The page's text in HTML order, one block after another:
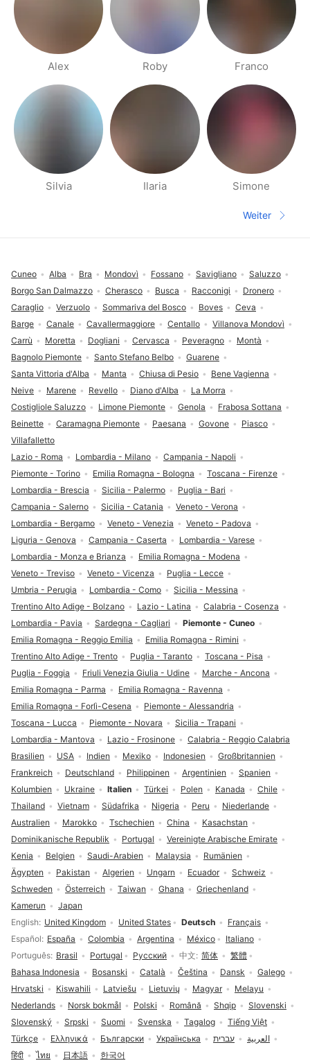
Alex Roby Franco
Silvia Ilaria Simone
Nächste
Weiter
Sprachauswahl
English United Kingdom United States Deutsch
Français
Español
España Colombia Argentina México
Italiano
Português Brasil Portugal Русский 中文 简体
繁體
Bahasa Indonesia
Bosanski Català Čeština Dansk
Galego
Hrvatski
Kiswahili Latviešu Lietuvių Magyar
Melayu
Nederlands
Norsk bokmål Polski Română Shqip
Slovenski
Slovenský
Srpski Suomi Svenska Tagalog
Tiếng Việt
Türkçe
Ελληνικά Български Українська עברית
العربية
हिंदी
ไทย 日本語 한국어
Brasilien USA Indien Mexiko Indonesien
Großbritannien
Frankreich
Deutschland Philippinen Argentinien
Spanien
Kolumbien
Ukraine Italien Türkei Polen Kanada
Chile
Thailand
Vietnam Südafrika Nigeria Peru
Niederlande
Australien
Marokko Tschechien China
Kasachstan
Dominikanische Republik
Portugal
Vereinigte Arabische Emirate
Kenia
Belgien Saudi-Arabien Malaysia
Rumänien
Ägypten
Pakistan Algerien Ungarn Ecuador
Schweiz
Schweden
Österreich Taiwan Ghana
Griechenland
Kamerun
Japan
Lazio - Roma Lombardia - Milano
Campania - Napoli
Piemonte - Torino
Emilia Romagna - Bologna
Toscana - Firenze
Lombardia - Brescia
Sicilia - Palermo
Puglia - Bari
Campania - Salerno
Sicilia - Catania
Veneto - Verona
Lombardia - Bergamo
Veneto - Venezia
Veneto - Padova
Liguria - Genova
Campania - Caserta
Lombardia - Varese
Lombardia - Monza e Brianza
Emilia Romagna - Modena
Veneto - Treviso
Veneto - Vicenza
Puglia - Lecce
Umbria - Perugia
Lombardia - Como
Sicilia - Messina
Trentino Alto Adige - Bolzano
Lazio - Latina
Calabria - Cosenza
Lombardia - Pavia
Sardegna - Cagliari
Piemonte - Cuneo
Emilia Romagna - Reggio Emilia
Emilia Romagna - Rimini
Trentino Alto Adige - Trento
Puglia - Taranto
Toscana - Pisa
Puglia - Foggia
Friuli Venezia Giulia - Udine
Marche - Ancona
Emilia Romagna - Parma
Emilia Romagna - Ravenna
Emilia Romagna - Forlì-Cesena
Piemonte - Alessandria
Toscana - Lucca
Piemonte - Novara
Sicilia - Trapani
Lombardia - Mantova
Lazio - Frosinone Calabria - Reggio Calabria
Cuneo Alba Bra Mondovì Fossano Savigliano
Saluzzo
Borgo San Dalmazzo
Cherasco Busca Racconigi
Dronero
Caraglio
Verzuolo Sommariva del Bosco Boves
Ceva
Barge
Canale Cavallermaggiore Centallo
Villanova Mondovì
Carrù
Moretta Dogliani Cervasca Peveragno
Montà
Bagnolo Piemonte
Santo Stefano Belbo
Guarene
Santa Vittoria d'Alba
Manta Chiusa di Pesio
Bene Vagienna
Neive
Marene Revello Diano d'Alba
La Morra
Costigliole Saluzzo
Limone Piemonte Genola
Frabosa Sottana
Beinette
Caramagna Piemonte Paesana Govone
Piasco
Villafalletto